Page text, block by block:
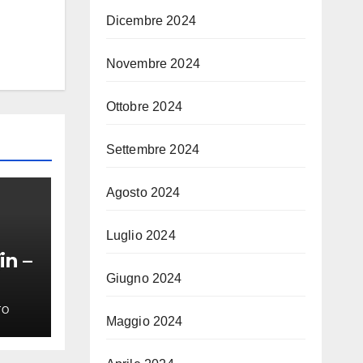
–
Dicembre 2024
Novembre 2024
Ottobre 2024
Settembre 2024
Agosto 2024
Luglio 2024
Giugno 2024
Maggio 2024